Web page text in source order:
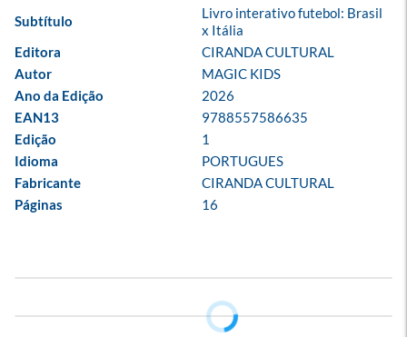
Subtítulo
Livro interativo futebol: Brasil
x Itália
Editora
CIRANDA CULTURAL
Autor
MAGIC KIDS
Ano da Edição
2026
EAN13
9788557586635
Edição
1
Idioma
PORTUGUES
Fabricante
CIRANDA CULTURAL
Páginas
16